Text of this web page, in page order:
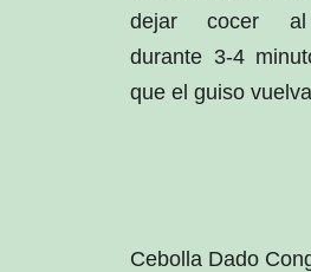
dejar cocer al
durante 3-4
que el guiso
Cebolla Dado